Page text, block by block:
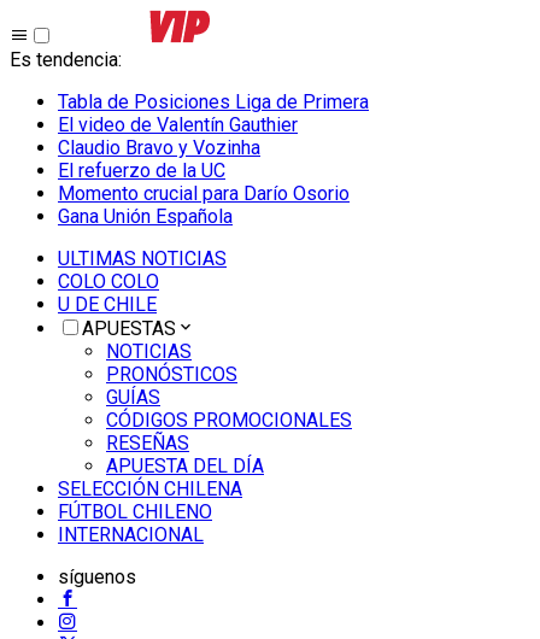
Es tendencia:
Tabla de Posiciones Liga de Primera
El video de Valentín Gauthier
Claudio Bravo y Vozinha
El refuerzo de la UC
Momento crucial para Darío Osorio
Gana Unión Española
ULTIMAS NOTICIAS
COLO COLO
U DE CHILE
APUESTAS
NOTICIAS
PRONÓSTICOS
GUÍAS
CÓDIGOS PROMOCIONALES
RESEÑAS
APUESTA DEL DÍA
SELECCIÓN CHILENA
FÚTBOL CHILENO
INTERNACIONAL
síguenos